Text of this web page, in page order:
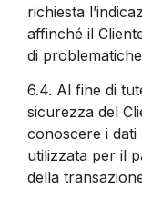
richiesta
affinché il
di
6.4. Al fine di
sicurezza del
conoscere i dati
utilizzata per il
della